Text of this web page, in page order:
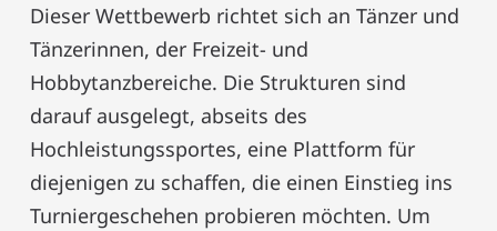
Dieser Wettbewerb richtet sich an Tänzer und
Tänzerinnen, der Freizeit- und
Hobbytanzbereiche. Die Strukturen sind
darauf ausgelegt, abseits des
Hochleistungssportes, eine Plattform für
diejenigen zu schaffen, die einen Einstieg ins
Turniergeschehen probieren möchten. Um